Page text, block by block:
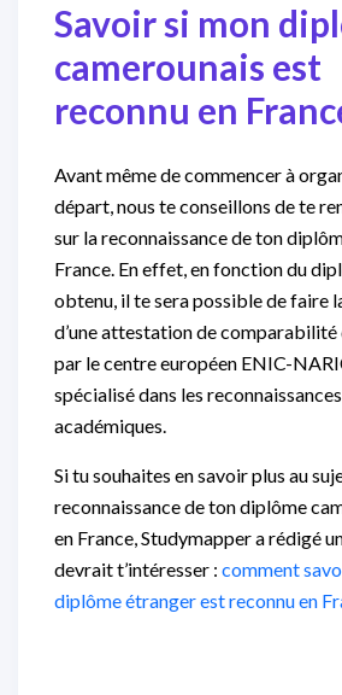
Savoir si mon
camerounais est
reconnu en
Avant même de commencer à
départ, nous te conseillons de te
sur la reconnaissance de ton
France. En effet, en fonction du
obtenu, il te sera possible de faire
d’une attestation de
par le centre européen ENIC-
spécialisé dans les reconnaissances
académiques.
Si tu souhaites en savoir plus au
reconnaissance de ton diplôme
en France, Studymapper a rédigé
devrait t’intéresser : comment
diplôme étranger est reconnu en